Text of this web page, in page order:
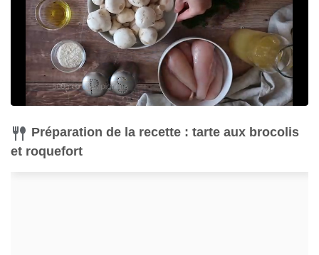
Préparation de la recette : tarte aux brocolis
et roquefort